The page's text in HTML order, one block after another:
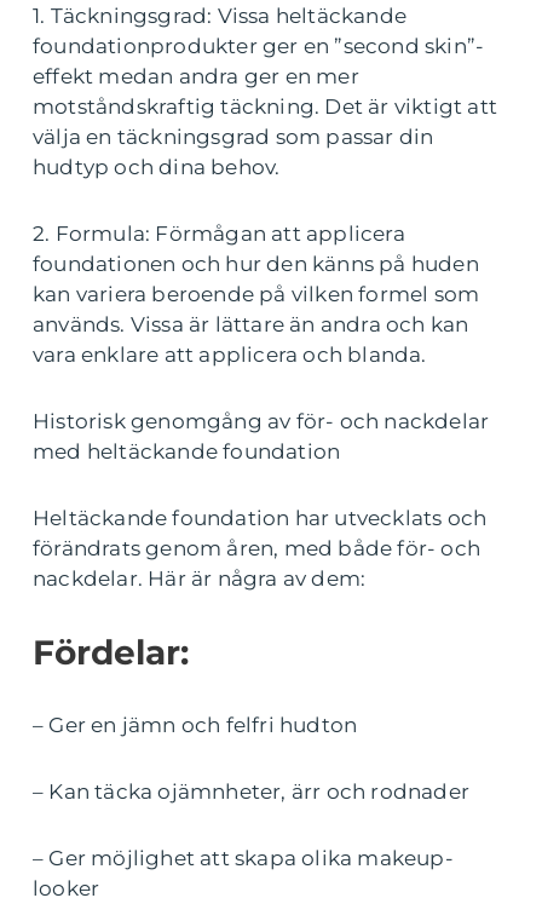
1. Täckningsgrad: Vissa heltäckande
foundationprodukter ger en ”second skin”-
effekt medan andra ger en mer
motståndskraftig täckning. Det är viktigt att
välja en täckningsgrad som passar din
hudtyp och dina behov.
2. Formula: Förmågan att applicera
foundationen och hur den känns på huden
kan variera beroende på vilken formel som
används. Vissa är lättare än andra och kan
vara enklare att applicera och blanda.
Historisk genomgång av för- och nackdelar
med heltäckande foundation
Heltäckande foundation har utvecklats och
förändrats genom åren, med både för- och
nackdelar. Här är några av dem:
Fördelar:
– Ger en jämn och felfri hudton
– Kan täcka ojämnheter, ärr och rodnader
– Ger möjlighet att skapa olika makeup-
looker